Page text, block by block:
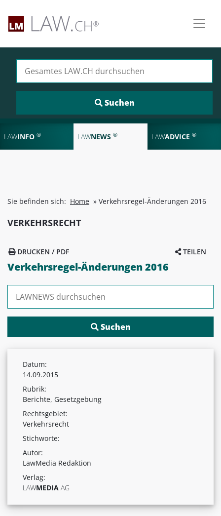
LAWINFO ® LAWNEWS ® LAWADVICE ®
Sie befinden sich: Home » Verkehrsregel-Änderungen 2016
VERKEHRSRECHT
TEILEN
DRUCKEN / PDF
Verkehrsregel-Änderungen 2016
Datum:
14.09.2015
Rubrik:
Berichte, Gesetzgebung
Rechtsgebiet:
Verkehrsrecht
Stichworte:
Autor:
LawMedia Redaktion
Verlag:
LAWMEDIA AG